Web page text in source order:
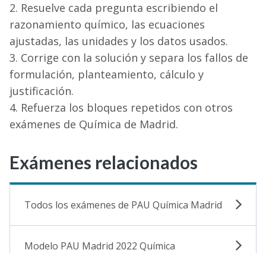
Resuelve cada pregunta escribiendo el
razonamiento químico, las ecuaciones
ajustadas, las unidades y los datos usados.
Corrige con la solución y separa los fallos de
formulación, planteamiento, cálculo y
justificación.
Refuerza los bloques repetidos con otros
exámenes de Química de Madrid.
Exámenes relacionados
Todos los exámenes de PAU Química Madrid
Modelo PAU Madrid 2022 Química